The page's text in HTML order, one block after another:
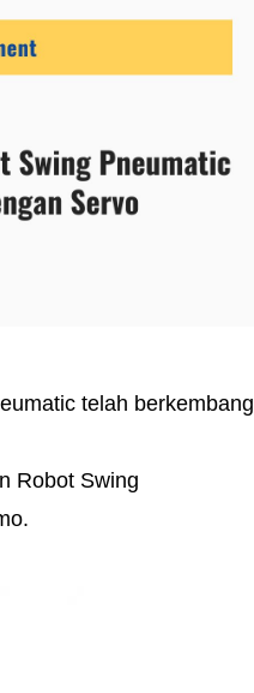
telah berkembang
Robot Swing